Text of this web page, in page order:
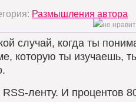
Размышления автора
случай, когда ты
которую ты изучаешь,
ленту. И процентов